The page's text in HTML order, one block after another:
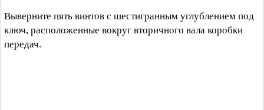
Выверните пять винтов с шестигранным углублением под
ключ, расположенные вокруг вторичного вала коробки
передач.